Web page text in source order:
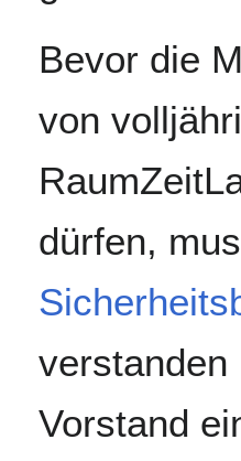
Bevor die
von
dürfen,
verstanden
Vorstand